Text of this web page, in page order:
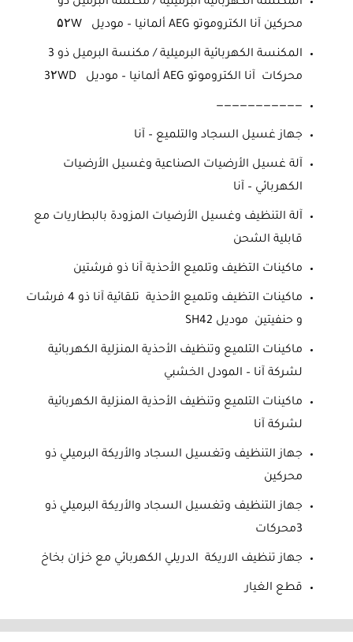
محركين آنا الكتروموتو AEG ألمانيا – موديل ۵۲W
المكنسة الكهربائية البرميلية / مكنسة البرميل ذو 3
محركات آنا الكتروموتو AEG ألمانيا – موديل 3۲WD
———————————
جهاز غسيل السجاد والتلميع – آنا
آلة غسيل الأرضيات الصناعية وغسيل الأرضيات
الكهربائي – آنا
آلة التنظيف وغسيل الأرضيات المزودة بالبطاريات مع
قابلية الشحن
ماكينات التظيف وتلميع الأحذية آنا ذو فرشتين
ماكينات التظيف وتلميع الأحذية تلقائية آنا ذو 4 فرشات
و حنفيتين موديل SH42
ماكينات التلميع وتنظيف الأحذية المنزلية الكهربائية
لشركة آنا – المودل الخشبي
ماكينات التلميع وتنظيف الأحذية المنزلية الكهربائية
لشركة آنا
جهاز التنظيف وتغسيل السجاد والأريكة البرميلي ذو
محركين
جهاز التنظيف وتغسيل السجاد والأريكة البرميلي ذو
3محركات
جهاز تنظيف الاريكة الدريلي الكهربائي مع خزان بخاخ
قطع الغيار